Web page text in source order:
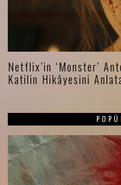
Netflix’in ‘Monster’
Katilin Hikâyesini